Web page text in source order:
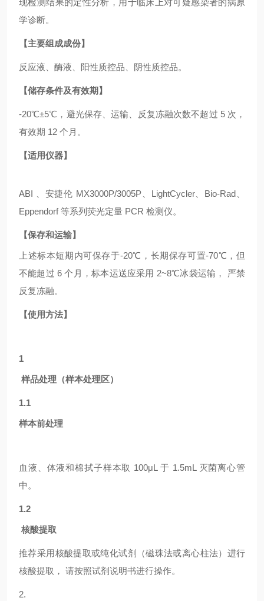
现检测结果的定性分析，用于临床上对可疑感染者的病原
学诊断。
【主要组成成份】
反应液、酶液、阳性质控品、阴性质控品。
【储存条件及有效期】
-20℃±5℃，避光保存、运输、反复冻融次数不超过 5 次，
有效期 12 个月。
【适用仪器】
ABI 、安捷伦 MX3000P/3005P、LightCycler、Bio-Rad、
Eppendorf 等系列荧光定量 PCR 检测仪。
【保存和运输】
上述标本短期内可保存于-20℃，长期保存可置-70℃，但
不能超过 6 个月，标本运送应采用 2~8℃冰袋运输， 严禁
反复冻融。
【使用方法】
1
样品处理（样本处理区）
1.1
样本前处理
血液、体液和棉拭子样本取 100μL 于 1.5mL 灭菌离心管
中。
1.2
核酸提取
推荐采用核酸提取或纯化试剂（磁珠法或离心柱法）进行
核酸提取， 请按照试剂说明书进行操作。
2.